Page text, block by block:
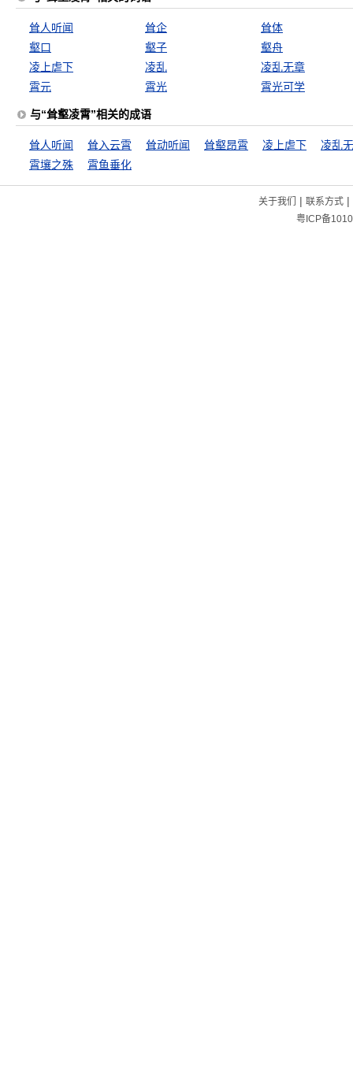
耸人听闻 耸企
耸体
壑口
壑子
壑舟
凌上虐下
凌乱
凌乱无章
霄元
霄光 霄光可学
与“耸壑凌霄”相关的成语
耸人听闻 耸入云霄 耸动听闻 耸壑昂霄 凌上虐下
凌乱
霄壤之殊
霄鱼垂化
关于我们 | 联系方式|
粤ICP备